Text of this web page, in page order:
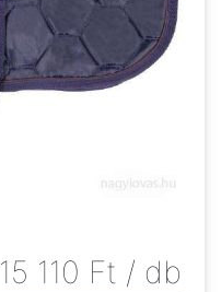
15 110 Ft / db